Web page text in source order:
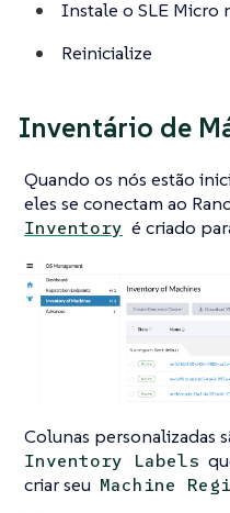
Instale o SLE
Reinicialize
Inventário de
Quando os nós estão
eles se conectam ao
Inventory é criado
Colunas personalizadas
Inventory Labels
criar seu Machine